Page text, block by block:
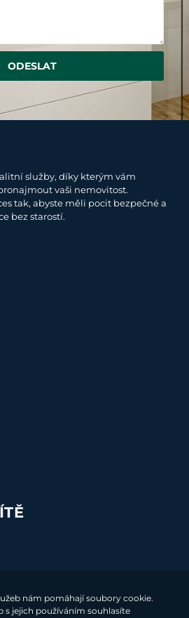
ODESLAT
služby, díky kterým vám
vaši nemovitost.
tak, abyste měli pocit bezpečné a
bez starostí.
nám pomáhají soubory cookie.
s jejich používáním souhlasíte